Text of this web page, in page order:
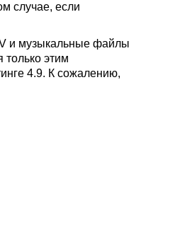
случае, если
и музыкальные файлы
этим
4.9. К сожалению,